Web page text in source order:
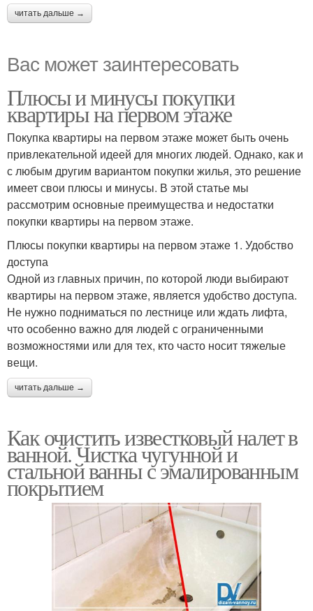
читать дальше →
Вас может заинтересовать
Плюсы и минусы покупки
квартиры на первом этаже
Покупка квартиры на первом этаже может быть очень
привлекательной идеей для многих людей. Однако, как и
с любым другим вариантом покупки жилья, это решение
имеет свои плюсы и минусы. В этой статье мы
рассмотрим основные преимущества и недостатки
покупки квартиры на первом этаже.
Плюсы покупки квартиры на первом этаже 1. Удобство
доступа
Одной из главных причин, по которой люди выбирают
квартиры на первом этаже, является удобство доступа.
Не нужно подниматься по лестнице или ждать лифта,
что особенно важно для людей с ограниченными
возможностями или для тех, кто часто носит тяжелые
вещи.
читать дальше →
Как очистить известковый налет в
ванной. Чистка чугунной и
стальной ванны с эмалированным
покрытием